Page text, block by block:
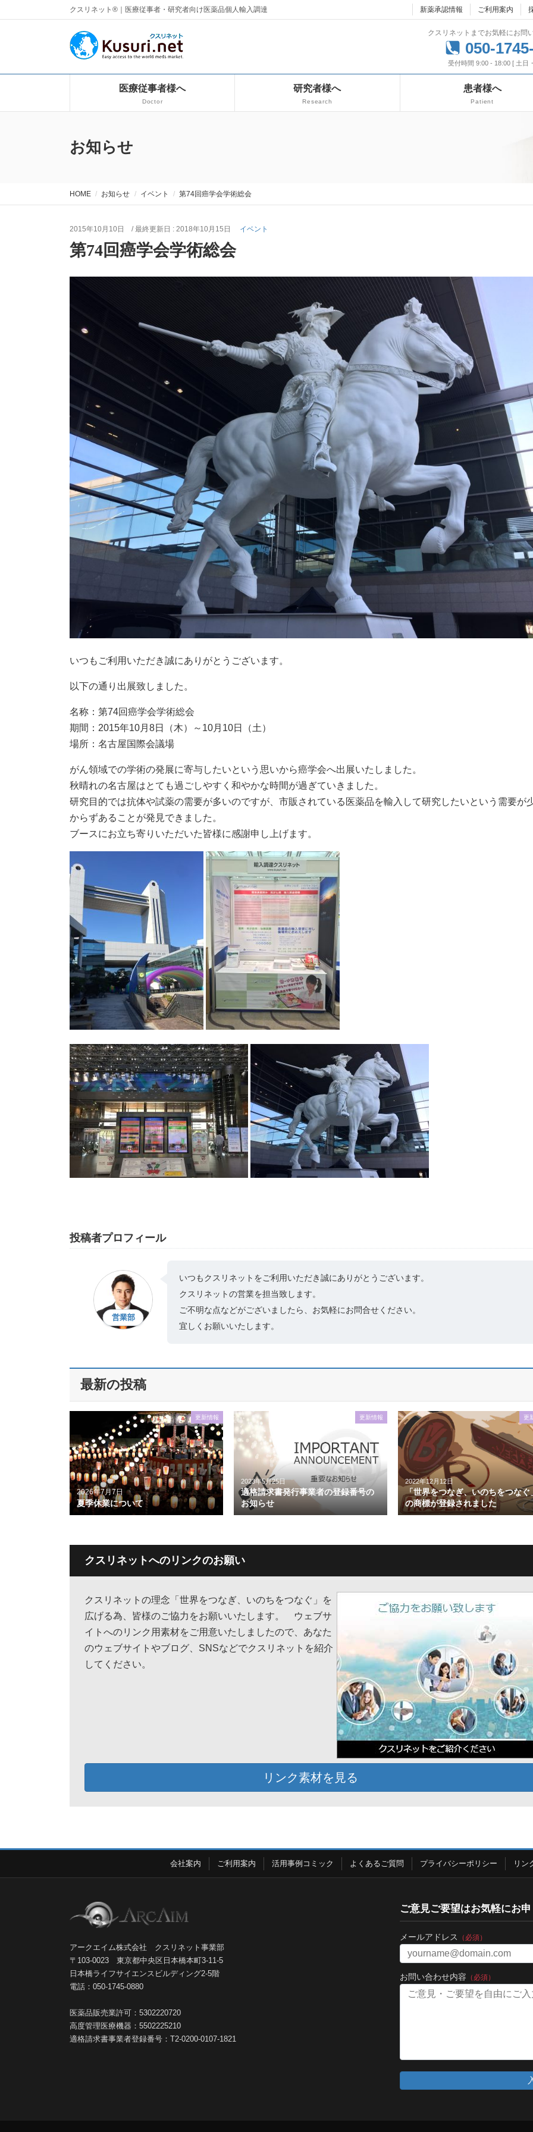
クスリネット®｜医療従事者・研究者向け医薬品個人輸入調達 新薬承認情報 ご利用案内
クスリネットまでお気軽にお問
050-
受付時間 9:00 - 18:00 [ 土日
医療従事者様へ
Doctor
研究者様へ
Research
患者様へ
Patient
お知らせ
HOME お知らせ イベント 第74回癌学会学術総会
2015年10月10日 / 最終更新日 : 2018年10月15日 イベント
第74回癌学会学術総会
いつもご利用いただき誠にありがとうございます。
以下の通り出展致しました。
名称：第74回癌学会学術総会
期間：2015年10月8日（木）～10月10日（土）
場所：名古屋国際会議場
がん領域での学術の発展に寄与したいという思いから癌学会へ出展いたしました。
秋晴れの名古屋はとても過ごしやすく和やかな時間が過ぎていきました。
研究目的では抗体や試薬の需要が多いのですが、市販されている医薬品を輸入して研究したいという需要が
からずあることが発見できました。
ブースにお立ち寄りいただいた皆様に感謝申し上げます。
投稿者プロフィール
営業部
いつもクスリネットをご利用いただき誠にありがとうございます。
クスリネットの営業を担当致します。
ご不明な点などがございましたら、お気軽にお問合せください。
宜しくお願いいたします。
最新の投稿
更新情報
2026年7月7日
夏季休業について
更新情報
2023年5月25日
適格請求書発行事業者の登録番号の
お知らせ
更
2022年12月12日
「世界をつなぎ、いのちをつなぐ
の商標が登録されました
クスリネットへのリンクのお願い
クスリネットの理念「世界をつなぎ、いのちをつなぐ」を
広げる為、皆様のご協力をお願いいたします。 ウェブサ
イトへのリンク用素材をご用意いたしましたので、あなた
のウェブサイトやブログ、SNSなどでクスリネットを紹介
してください。
リンク素材を見る
会社案内 ご利用案内 活用事例コミック よくあるご質問 プライバシーポリシー リン
アークエイム株式会社 クスリネット事業部
〒103-0023 東京都中央区日本橋本町3-11-5
日本橋ライフサイエンスビルディング2-5階
電話：050-1745-0880
医薬品販売業許可：5302220720
高度管理医療機器：5502225210
適格請求書事業者登録番号：T2-0200-0107-1821
ご意見ご要望はお気軽にお
メールアドレス （必須）
お問い合わせ内容 （必須）